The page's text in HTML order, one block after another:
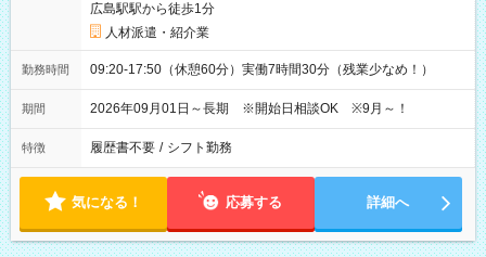
広島駅駅から徒歩1分
人材派遣・紹介業
勤務時間 09:20-17:50（休憩60分）実働7時間30分（残業少なめ！）
期間 2026年09月01日～長期 ※開始日相談OK ※9月～！
特徴 履歴書不要 / シフト勤務
気になる！ 応募する 詳細へ